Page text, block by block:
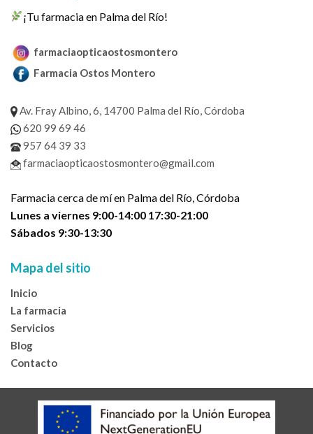
¡Tu farmacia en Palma del Río!
farmaciaopticaostosmontero
Farmacia Ostos Montero
Av. Fray Albino, 6, 14700 Palma del Río, Córdoba
620 99 69 46
957 64 39 33
farmaciaopticaostosmontero@gmail.com
Farmacia cerca de mí en Palma del Río, Córdoba
Lunes a viernes 9:00-14:00 17:30-21:00
Sábados 9:30-13:30
Mapa del sitio
Inicio
La farmacia
Servicios
Blog
Contacto